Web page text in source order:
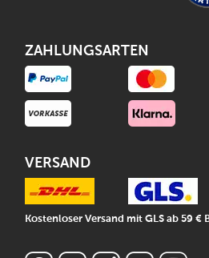
ZAHLUNGSARTEN
VERSAND
Kostenloser Versand mit GLS ab 59 €